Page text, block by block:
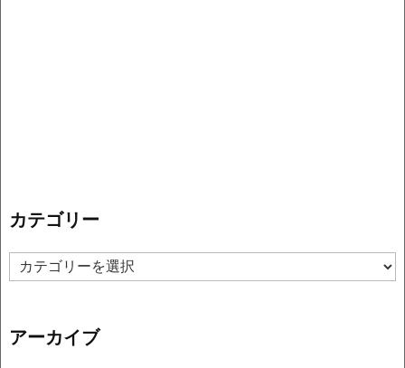
カテゴリー
カ
テ
ー
アーカイブ